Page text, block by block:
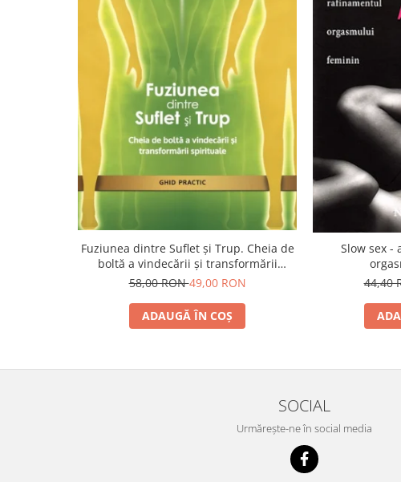
Vindecare spirituală
Viaţa de după moarte
Supă de pui pentru suflet
Spiritualitate şi ştiinţă
Fără categorie
Fuziunea dintre Suflet și Trup. Cheia de
boltă a vindecării și transformării
spirituale
58,00 RON49,00 RON
ADAUGĂ ÎN COȘ
Slow sex -
44,40
SOCIAL
Urmărește-ne în social media